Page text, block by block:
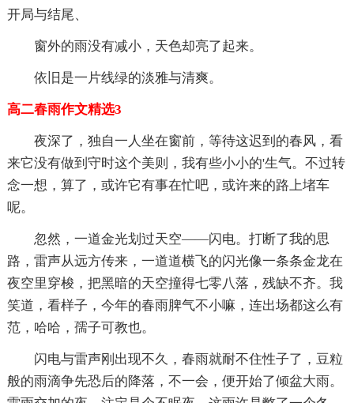
开局与结尾、
窗外的雨没有减小，天色却亮了起来。
依旧是一片线绿的淡雅与清爽。
高二春雨作文精选3
夜深了，独自一人坐在窗前，等待这迟到的春风，看
来它没有做到守时这个美则，我有些小小的'生气。不过转
念一想，算了，或许它有事在忙吧，或许来的路上堵车
呢。
忽然，一道金光划过天空——闪电。打断了我的思
路，雷声从远方传来，一道道横飞的闪光像一条条金龙在
夜空里穿梭，把黑暗的天空撞得七零八落，残缺不齐。我
笑道，看样子，今年的春雨脾气不小嘛，连出场都这么有
范，哈哈，孺子可教也。
闪电与雷声刚出现不久，春雨就耐不住性子了，豆粒
般的雨滴争先恐后的降落，不一会，便开始了倾盆大雨。